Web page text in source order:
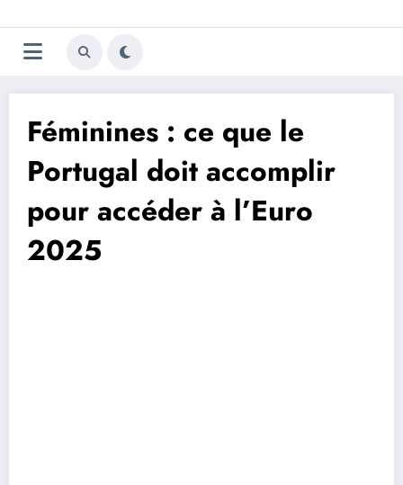
au
contenu
Trivela
L'actualité du football
Féminines : ce que le
Portugal doit accomplir
pour accéder à l’Euro
2025